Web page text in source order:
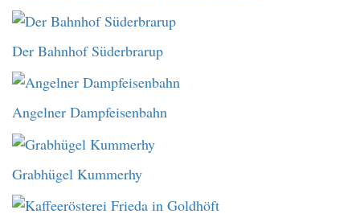
Der Bahnhof Süderbrarup
Angelner Dampfeisenbahn
Grabhügel Kummerhy